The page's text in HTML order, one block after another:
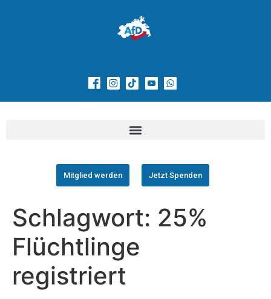
Mitglied werden Jetzt Spenden
Schlagwort: 25%
Flüchtlinge
registriert